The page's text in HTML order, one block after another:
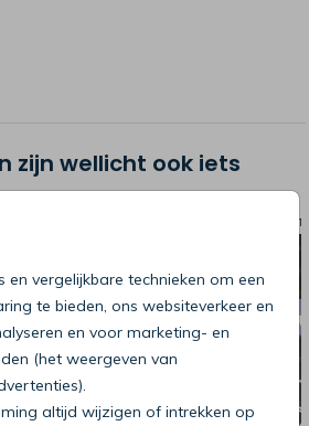
en vergelijkbare technieken om een
te bieden, ons websiteverkeer en
en voor marketing- en
(het weergeven van
altijd wijzigen of intrekken op
zijn wellicht ook iets